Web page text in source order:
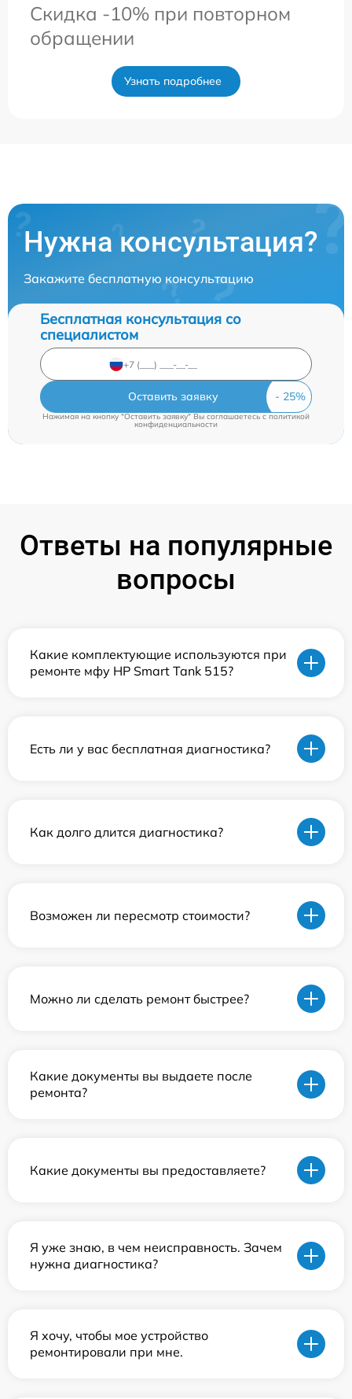
Скидка -10% при повторном
обращении
Узнать подробнее
Нужна консультация?
Закажите бесплатную консультацию
Бесплатная консультация со
специалистом
Оставить заявку
Нажимая на кнопку "Оставить заявку" Вы соглашаетесь cполитикой
конфиденциальности
Ответы на популярные
вопросы
Какие комплектующие используются при
ремонте мфу HP Smart Tank 515?
Есть ли у вас бесплатная диагностика?
Как долго длится диагностика?
Возможен ли пересмотр стоимости?
Можно ли сделать ремонт быстрее?
Какие документы вы выдаете после
ремонта?
Какие документы вы предоставляете?
Я уже знаю, в чем неисправность. Зачем
нужна диагностика?
Я хочу, чтобы мое устройство
ремонтировали при мне.